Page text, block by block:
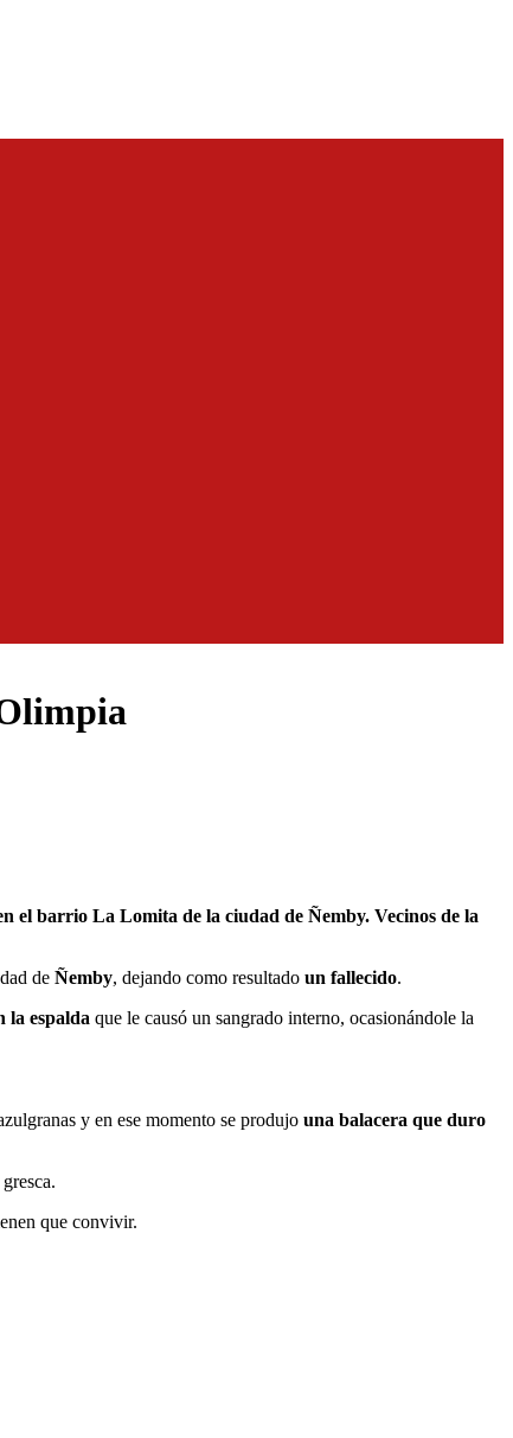
de Ñemby, dejando como resultado un fallecido.
la espalda que le causó un sangrado interno, ocasionándole la
y en ese momento se produjo una balacera que duro
que convivir.